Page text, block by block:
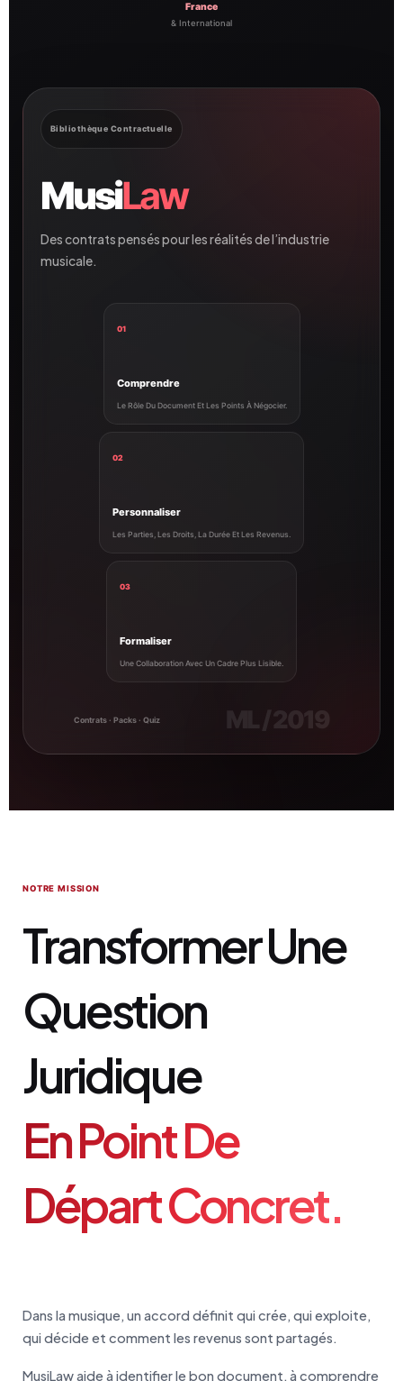
France
& International
Bibliothèque Contractuelle
MusiLaw
Des contrats pensés pour les réalités de l’industrie
musicale.
01
Comprendre
Le Rôle Du Document Et Les Points À Négocier.
02
Personnaliser
Les Parties, Les Droits, La Durée Et Les Revenus.
03
Formaliser
Une Collaboration Avec Un Cadre Plus Lisible.
Contrats · Packs · Quiz
NOTRE MISSION
Transformer Une
Question
Juridique
En Point De
Départ Concret.
Dans la musique, un accord définit qui crée, qui exploite,
qui décide et comment les revenus sont partagés.
MusiLaw aide à identifier le bon document, à comprendre